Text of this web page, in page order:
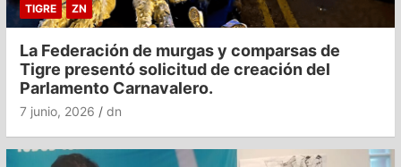
TIGRE ZN
La Federación de murgas y comparsas de
Tigre presentó solicitud de creación del
Parlamento Carnavalero.
7 junio, 2026 dn